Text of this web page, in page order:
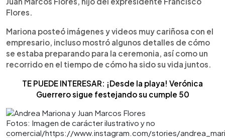
Flores.
Mariona posteó imágenes y videos muy cariñosa con el
empresario, incluso mostró algunos detalles de cómo
se estaba preparando para la ceremonia, así como un
recorrido en el tiempo de cómo ha sido su vida juntos.
TE PUEDE INTERESAR: ¡Desde la playa! Verónica
Guerrero sigue festejando su cumple 50
Fotos: Imagen de carácter ilustrativo y no
comercial/https://www.instagram.com/stories/